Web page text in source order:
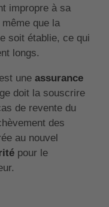
impropre à sa
que la
soit établie, ce qui
longs.
une assurance
doit la souscrire
de revente du
des
au nouvel
pour le